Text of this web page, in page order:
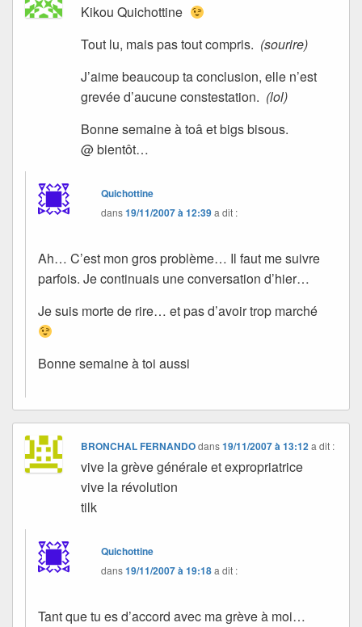
Kikou Quichottine
Tout lu, mais pas tout compris. (sourire)
J’aime beaucoup ta conclusion, elle n’est
grevée d’aucune constestation. (lol)
Bonne semaine à toâ et bigs bisous.
@ bientôt…
Quichottine
dans19/11/2007 à 12:39a dit :
Ah… C’est mon gros problème… Il faut me suivre
parfois. Je continuais une conversation d’hier…
Je suis morte de rire… et pas d’avoir trop marché
Bonne semaine à toi aussi
BRONCHAL FERNANDOdans19/11/2007 à 13:12 a dit :
vive la grève générale et expropriatrice
vive la révolution
tilk
Quichottine
dans19/11/2007 à 19:18a dit :
Tant que tu es d’accord avec ma grève à moi…